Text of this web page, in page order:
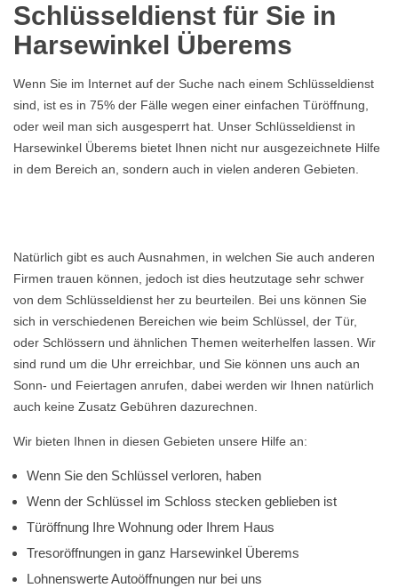
Schlüsseldienst für Sie in
Harsewinkel Überems
Wenn Sie im Internet auf der Suche nach einem Schlüsseldienst
sind, ist es in 75% der Fälle wegen einer einfachen Türöffnung,
oder weil man sich ausgesperrt hat. Unser Schlüsseldienst in
Harsewinkel Überems bietet Ihnen nicht nur ausgezeichnete Hilfe
in dem Bereich an, sondern auch in vielen anderen Gebieten.
Natürlich gibt es auch Ausnahmen, in welchen Sie auch anderen
Firmen trauen können, jedoch ist dies heutzutage sehr schwer
von dem Schlüsseldienst her zu beurteilen. Bei uns können Sie
sich in verschiedenen Bereichen wie beim Schlüssel, der Tür,
oder Schlössern und ähnlichen Themen weiterhelfen lassen. Wir
sind rund um die Uhr erreichbar, und Sie können uns auch an
Sonn- und Feiertagen anrufen, dabei werden wir Ihnen natürlich
auch keine Zusatz Gebühren dazurechnen.
Wir bieten Ihnen in diesen Gebieten unsere Hilfe an:
Wenn Sie den Schlüssel verloren, haben
Wenn der Schlüssel im Schloss stecken geblieben ist
Türöffnung Ihre Wohnung oder Ihrem Haus
Tresoröffnungen in ganz Harsewinkel Überems
Lohnenswerte Autoöffnungen nur bei uns